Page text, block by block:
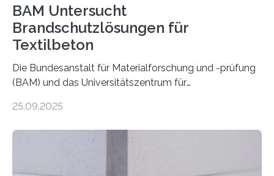
BAM Untersucht
Brandschutzlösungen für
Textilbeton
Die Bundesanstalt für Materialforschung und -prüfung
(BAM) und das Universitätszentrum für
untersuchen in einem gemeinsamen Forschungsprojekt
Ziel ist es, die Einsatzmöglichkeiten dieses innovativen
25.09.2025